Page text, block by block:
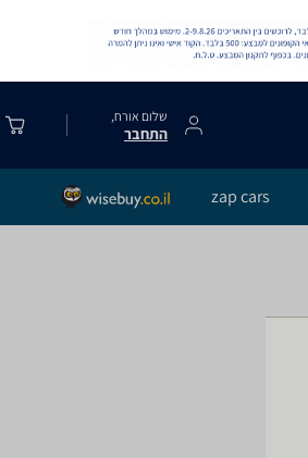
שלום אורח,
התחבר
zap cars